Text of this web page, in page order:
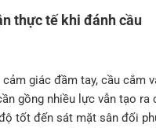
thực tế khi đánh cầu
giác đầm tay, cầu cắm
gồng nhiều lực vẫn tạo ra
tốt đến sát mặt sân đối